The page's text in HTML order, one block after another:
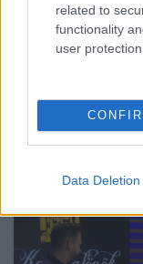
related to
functionality
user protection.
Data Deletion
A Konyhafőnök
2022. június 15. 20:35
Evelin nem
A piros csapat
azonban